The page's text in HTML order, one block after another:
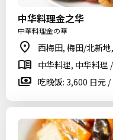
中华料理金之华
中華料理金の華
西梅田, 梅田/北新
中华料理, 中华料理
吃晚饭: 3,600 日元